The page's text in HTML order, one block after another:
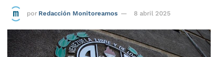
por Redacción Monitoreamos 8 abril 2025